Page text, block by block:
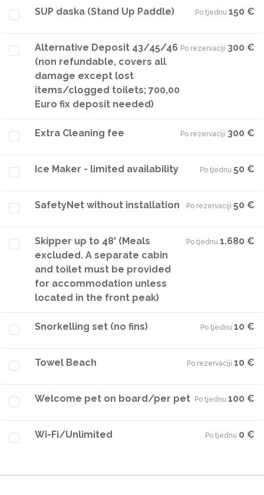
SUP daska (Stand Up Paddle) Po tjednu·150 €
Alternative Deposit 43/45/46
(non refundable, covers all
damage except lost
items/clogged toilets; 700,00
Euro fix deposit needed)
Po rezervaciji·300 €
Extra Cleaning fee Po rezervaciji·300 €
Ice Maker - limited availability Po tjednu·50 €
SafetyNet without installation Po rezervaciji·50 €
Skipper up to 48' (Meals
excluded. A separate cabin
and toilet must be provided
for accommodation unless
located in the front peak)
Po tjednu·1.680 €
Snorkelling set (no fins) Po tjednu·10 €
Towel Beach Po rezervaciji·10 €
Welcome pet on board/per pet Po tjednu·100 €
Wi-Fi/Unlimited Po tjednu·0 €